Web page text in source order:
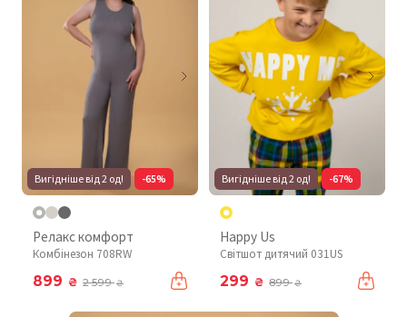
Вигідніше від 2 од! -65%
Релакс комфорт
Комбінезон 708RW
899 ₴ 2 599₴
Вигідніше від 2 од! -67%
Happy Us
Світшот дитячий 031US
299 ₴ 899₴